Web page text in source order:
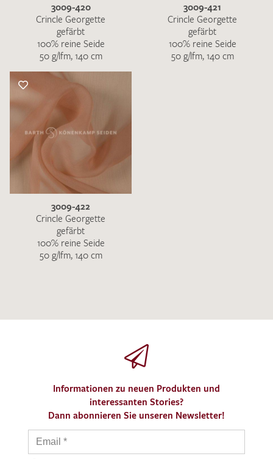
3009-420
Crincle Georgette
gefärbt
100% reine Seide
50 g/lfm, 140 cm
3009-421
Crincle Georgette
gefärbt
100% reine Seide
50 g/lfm, 140 cm
3009-422
Crincle Georgette
gefärbt
100% reine Seide
50 g/lfm, 140 cm
Informationen zu neuen Produkten und
interessanten Stories?
Dann abonnieren Sie unseren Newsletter!